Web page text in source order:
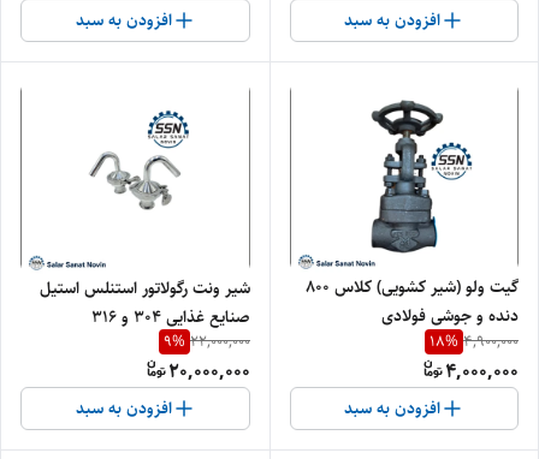
افزودن به سبد افزودن به سبد
گیت ولو (شیر کشویی) کلاس ۸۰۰
دنده و جوشی فولادی
4,900,000
18%
4,000,000
افزودن به سبد
شیر ونت رگولاتور استنلس استیل
صنایع غذایی 304 و ۳۱۶
22,000,000
9%
20,000,000
افزودن به سبد